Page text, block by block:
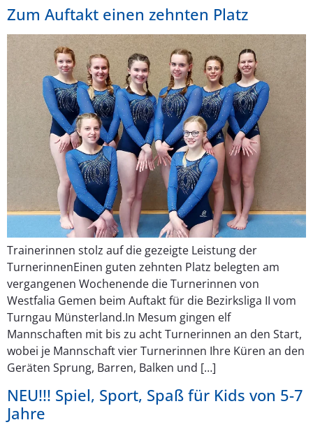
Zum Auftakt einen zehnten Platz
Trainerinnen stolz auf die gezeigte Leistung der
TurnerinnenEinen guten zehnten Platz belegten am
vergangenen Wochenende die Turnerinnen von
Westfalia Gemen beim Auftakt für die Bezirksliga II vom
Turngau Münsterland.In Mesum gingen elf
Mannschaften mit bis zu acht Turnerinnen an den Start,
wobei je Mannschaft vier Turnerinnen Ihre Küren an den
Geräten Sprung, Barren, Balken und […]
NEU!!! Spiel, Sport, Spaß für Kids von 5-7
Jahre